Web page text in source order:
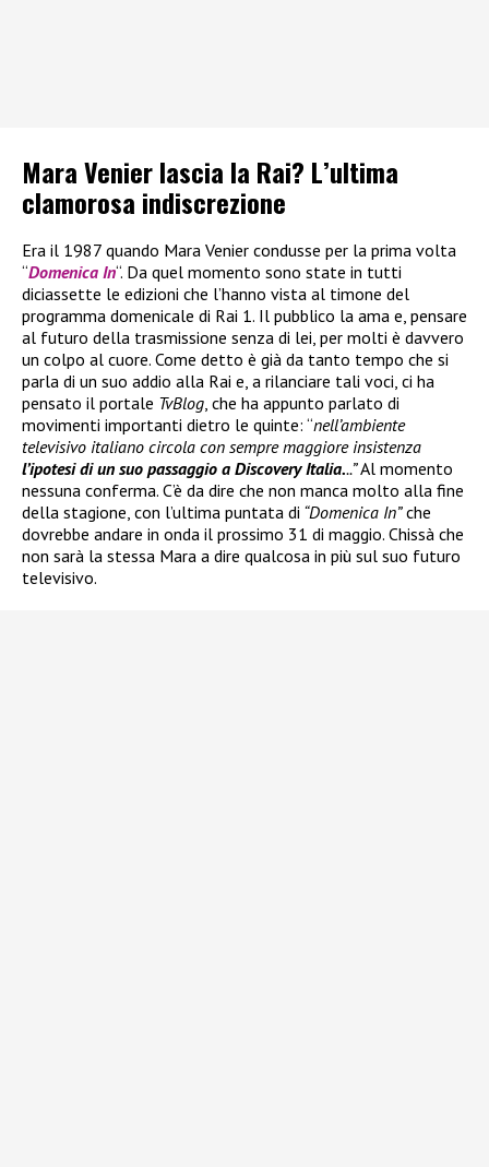
Mara Venier lascia la Rai? L’ultima
clamorosa indiscrezione
Era il 1987 quando Mara Venier condusse per la prima volta
“Domenica In“. Da quel momento sono state in tutti
diciassette le edizioni che l’hanno vista al timone del
programma domenicale di Rai 1. Il pubblico la ama e, pensare
al futuro della trasmissione senza di lei, per molti è davvero
un colpo al cuore. Come detto è già da tanto tempo che si
parla di un suo addio alla Rai e, a rilanciare tali voci, ci ha
pensato il portale TvBlog, che ha appunto parlato di
movimenti importanti dietro le quinte: “nell’ambiente
televisivo italiano circola con sempre maggiore insistenza
l’ipotesi di un suo passaggio a Discovery Italia...”Al momento
nessuna conferma. C’è da dire che non manca molto alla fine
della stagione, con l’ultima puntata di “Domenica In”che
dovrebbe andare in onda il prossimo 31 di maggio. Chissà che
non sarà la stessa Mara a dire qualcosa in più sul suo futuro
televisivo.